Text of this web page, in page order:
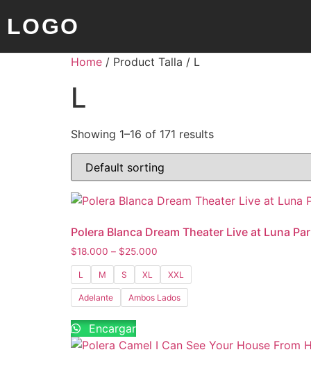
LOGO
Home / Product Talla / L
L
Showing 1–16 of 171 results
Polera Blanca Dream Theater Live at Luna
$18.000 – $25.000
L M S XL XXL
Adelante Ambos Lados
Encargar